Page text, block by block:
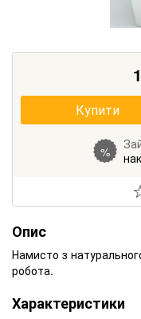
Купити
%
Опис
Намисто з
робота.
Характеристики